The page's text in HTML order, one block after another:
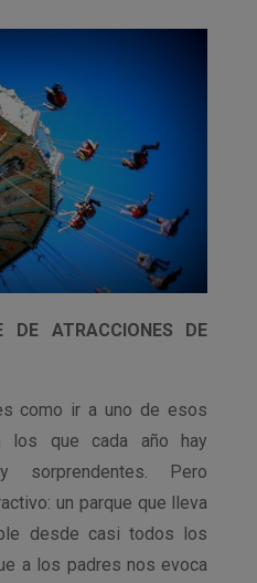
DE ATRACCIONES DE
como ir a uno de esos
los que cada año hay
sorprendentes. Pero
un parque que lleva
desde casi todos los
a los padres nos evoca